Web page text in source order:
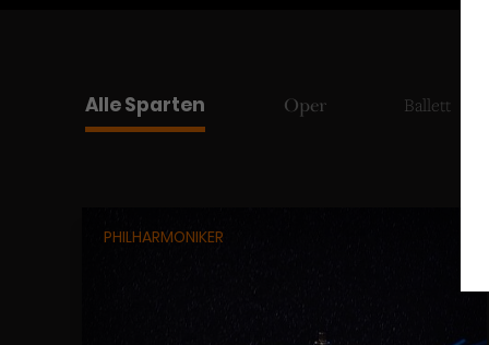
Alle Sparten Oper Ballett
PHILHARMONIKER